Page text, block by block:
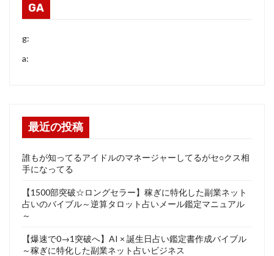
GA
g:
a:
最近の投稿
誰もが知ってるアイドルのマネージャーしてるがセ○クス相
手になってる
【1500部突破☆ロングセラー】稼ぎに特化した副業ネット
占いのバイブル～逆算タロット占いメール鑑定マニュアル
～
【爆速で0→1突破へ】AI × 誕生日占い鑑定書作成バイブル
～稼ぎに特化した副業ネット占いビジネス